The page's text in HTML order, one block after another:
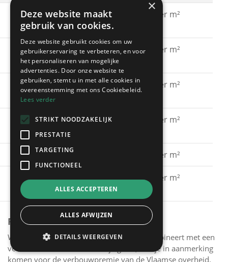
Gevel schilderen met
acrylaatverf
€ 15 - € 30 per m²
Gevel schilderen met
silicaatverf
€ 15 - € 30 per m²
Gevel schilderen met
hybride verf
€ 20 - € 40 per m²
Gevel schilderen met
spuitkurk
€ 40 - € 60 per m²
Gevel kaleien € 25 - € 40 per m²
Gevel verven met een
primer
€ 15 - € 30 per m²
PREMIES
Wanneer je het schilderen van je gevel combineert met een
verbeterde muurisolatie van je gevel, kun je in aanmerking
komen voor de verbouwpremie van de Vlaamse overheid.
×
Deze website maakt
gebruik van cookies.
Deze website gebruikt cookies om uw
gebruikerservaring te verbeteren, en voor
het personaliseren van mogelijke
advertenties. Door onze website te
gebruiken, stemt u in met alle cookies in
overeenstemming met ons Cookiebeleid.
Lees verder
STRIKT NOODZAKELIJK
PRESTATIE
TARGETING
FUNCTIONEEL
ALLES ACCEPTEREN
ALLES AFWIJZEN
DETAILS WEERGEVEN